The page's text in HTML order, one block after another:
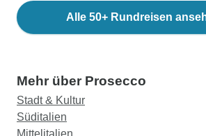
Alle 50+ Rundreisen
Mehr über Prosecco
Stadt & Kultur
Süditalien
Mittelitalien